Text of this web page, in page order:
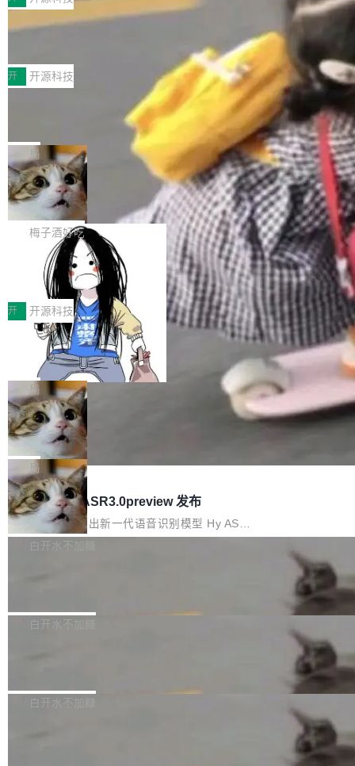
ENT，实现零拷贝传输性能提升30%、非零拷贝
传输性能最高提升5倍。UCL-MPComm底层基
于自研UCL-Engine通信引擎，后续腾讯网平将
持续开源更多基于UCL-Engine的高性能通信组
件。 腾讯网平团队在UCL-MPComm中实现了一
个独立于业务线程的全局通信引擎（Engine），
开源 AI 编程平台 CoStrict 应用”凭借卓越的技术
创新与落地成效成功入选。 全链路私有化部署，
助力企业AI研发安全落地 当前，越来越多企业已
经开始引入 AI Coding 工具，通过调用公有云模
型或企业内部部署模型提升研发效率。但随着 AI
Coding 从个人辅助工具逐步走向团队级、组织
级应用，企业在规模化落地过程中，对安全性、
可控性和代码质量提出了更高要求。 首先是数据
安全与合规要求。对于大多数普通研发场景，公
有云模型能够满足快速试用和效率提升的需求。
但对于金融、能源、医疗等对数据安全要求较...
深信服AI算力网关入选工信部人工智能
前不久，工业和信息化部正式发布《2025年人工
智能应用典型案例名单》，集中展示人工智能在
各领域的应用成果，覆盖技术底座、行业赋能、
产品应用、支撑保障、专题等五大方向。深信服
AI算力网关（AI创新平台）成功入选！ 随着各行
各业的Agent走向规模化建设，算力构成形态逐
渐丰富，用户关注的重点也在发生变化：不只是
让AI用起来，还要进一步看清混合算力时代下，
Token花在哪里、算力是否被充分利用，以及持
续增长的AI成本该如何优化。 深信服AI算力网关
正是围绕这些实际问题，从Token治理和成本治
理两个方面，让用户的每一份算力都看得清、管
得住、用得稳、省得下、更安全！ 一、从现在开
始，Token使用一目...
开 开源科技
Jeff Dean 离开 Google：一个时代的结
束，一个实验室的开始
Google 员工编号 20。MapReduce 作者之一。
Bigtable 作者之一。TensorFlow 的作者之一。
Gemini 的架构师。Google 首席科学家。 Jeff D
ean 在 Google 工作了 27 年后，宣布离职。 他
不是一个人走。一同离开的还有 Sanjay Ghema
wat（Google 员工编号 23，Jeff Dean 二十多
年的编程搭档，MapReduce 和 Bigtable 的共同
作者）、Quoc Le（Google 大脑核心成员，Se
q2Seq 和 DocAI 的共同发明人）以及 Oriol Vin
yals（Gemini 联合负责人，AlphaSta...
局
🔥 SolonCode v2026.8.4 发布：界面
字体可调、22 种语言、记忆搜索增强
打开终端就能上岗的全中文编码智能体，这一轮
把「看得清、用母语、记得住」三件事一次补
齐。 SolonCode 是什么 SolonCode 是杭州无
耳科技研发的企业级终端编码智能体——一位全
中文驱动的数字员工，自主理解需求、规划步
骤、编写代码。不挑模型、不挑平台，curl 一行
装完即用。 开源地址：Gitee · GitCode · GitHu
b 安装 支持 Java 8+（8~26）、macOS / Linu
x / Windows / Harmony PC。 # macOS / Linu
x / Harmony PC curl -fsSL https://solon.noea
r.org/solon...
梅子酒好吃
让“代码语义理解”深度释放AI Coding
价值潜能：华为云码道（CodeArts）
代码仓技术解析
一、代码仓深度理解技术的作用与价值 在软件工
程实践中，代码仓是企业核心知识资产的主要载
体。企业级代码仓库通常包含数十万乃至数百万
个文件，其规模远超单次模型调用可承载的上下
文窗口。随着项目规模的持续扩张与代码历史的
不断累积，代码仓中的模块关系、接口契约、业
务逻辑等关键信息往往分散于数十乃至数百个文
件之中，形成高度复杂的知识关联网络。传统的
代码检索手段（如关键词匹配、目录遍历）仅能
在语法层面完成文本定位，难以触及代码的语义
内涵与结构关联，导致开发者使用代码智能体在
理解大规模代码仓时面临显著"代码仓理解"瓶
颈。 代码仓深度理解服务（以下简称" CodeBas
e深度理解服务"）是华为云码道（CodeA...
开 开源科技
一条“删库”命令跑 17 小时，算法工程
师删光 89TB 数据只为干私活
最高人民检察院8月4日公布了一起案件：北京一
名90后算法工程师王某，为了给自己接的私活腾
服务器空间，删光了公司AI游戏部门的全部核心
数据。 王某2024年1月入职东城区某科技公司AI
短剧部门，有互联网大厂背景。在公司内部架构
调整期间，部门三次通知全员将数据从A集群迁
移到B集群，王某都回复了"收到"。 他没有迁移
数据。2024年9月3日下午4点，他使用此前登录
的账号密码进入A集群，输入了一条被程序员圈
称为"删库跑路"的命令——最高管理员权限、无
自研的多个文生3D和...
局
Cloudflare 分享推理优化实践：KV ca
che 量化 + 权重压缩，吞吐量提升 4
1%，成本降 30%
Kimi 和 GLM 是当前最强的大模型系列之一，但
它们有一个共同的问题：太吃显存了。月之暗面
的 Kimi K 系列和智谱的 GLM 都是长上下文、M
oE 架构的大模型，好用到让人上瘾，但 GPU 显
存永远不够用。 Cloudflare 的 Workers AI 团队
一直在跑这些模型的推理。他们在官方博客上发
整性保护。效果是：吞吐量提升 41%，每 token
局
腾讯混元 Hy ASR3.0preview 发布
腾讯混元正式推出新一代语音识别模型 Hy ASR
3.0preview。基于最新一代大语言模型 Hy3 的
让语音识别不再只是听清，而是真正听懂。通过
w 不要求标准普通话，方言识别覆盖粤语、吴语
白开水不加糖
新和少量网页兼容性修复版本。 Changes/fixe
容提供的字体时出现的几个问题 为避免音频加
白开水不加糖
发布的 Release Notes，他利用 AI 工具（如 Co
白开水不加糖